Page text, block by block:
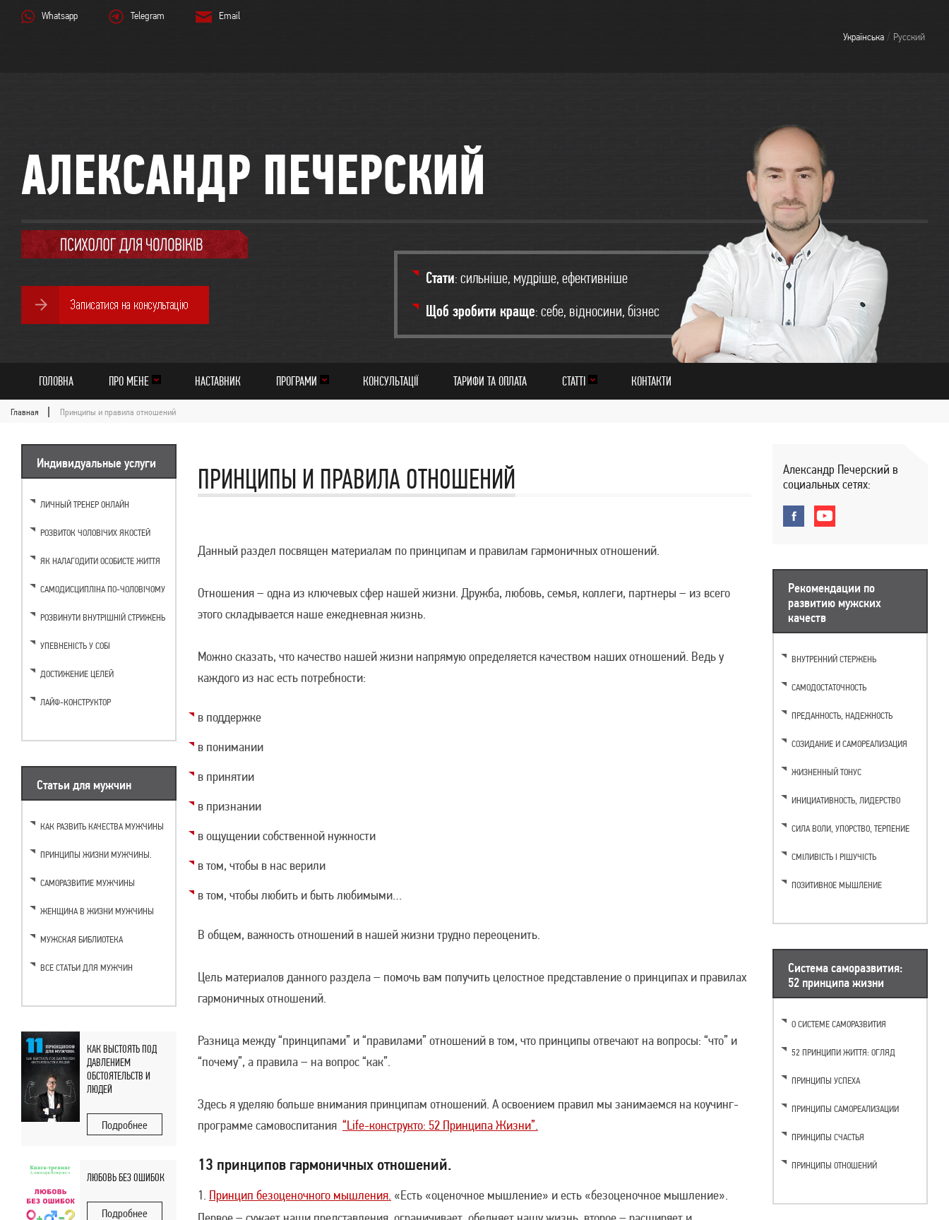
Whatsapp Telegram
Email
Українська / Русский
АЛЕКСАНДР ПЕЧЕРСКИЙ
Стати: сильніше, мудріше, ефективніше
Щоб зробити краще: себе, відносини, бізнес
ГОЛОВНА ПРО МЕНЕ НАСТАВНИК ПРОГРАМИ КОНСУЛЬТАЦІЇ ТАРИФИ ТА ОПЛАТА СТАТТІ КОНТАКТИ
Главная Принципы и правила отношений
Индивидуальные услуги
ЛИЧНЫЙ ТРЕНЕР ОНЛАЙН
РОЗВИТОК ЧОЛОВІЧИХ ЯКОСТЕЙ
ЯК НАЛАГОДИТИ ОСОБИСТЕ ЖИТТЯ
САМОДИСЦИПЛІНА ПО-ЧОЛОВІЧОМУ
РОЗВИНУТИ ВНУТРІШНІЙ СТРИЖЕНЬ
УПЕВНЕНІСТЬ У СОБІ
ДОСТИЖЕНИЕ ЦЕЛЕЙ
ЛАЙФ-КОНСТРУКТОР
Статьи для мужчин
КАК РАЗВИТЬ КАЧЕСТВА МУЖЧИНЫ
ПРИНЦИПЫ ЖИЗНИ МУЖЧИНЫ.
САМОРАЗВИТИЕ МУЖЧИНЫ
ЖЕНЩИНА В ЖИЗНИ МУЖЧИНЫ
МУЖСКАЯ БИБЛИОТЕКА
ВСЕ СТАТЬИ ДЛЯ МУЖЧИН
КАК ВЫСТОЯТЬ ПОД
ДАВЛЕНИЕМ
ОБСТОЯТЕЛЬСТВ И
ЛЮДЕЙ
Подробнее
ЛЮБОВЬ БЕЗ ОШИБОК
Подробнее
ПРИНЦИПЫ И ПРАВИЛА ОТНОШЕНИЙ
Данный раздел посвящен материалам по принципам и правилам гармоничных отношений.
Отношения – одна из ключевых сфер нашей жизни. Дружба, любовь, семья, коллеги, партнеры – из всего
этого складывается наше ежедневная жизнь.
Можно сказать, что качество нашей жизни напрямую определяется качеством наших отношений. Ведь у
каждого из нас есть потребности:
в поддержке
в понимании
в принятии
в признании
в ощущении собственной нужности
в том, чтобы в нас верили
в том, чтобы любить и быть любимыми…
В общем, важность отношений в нашей жизни трудно переоценить.
Цель материалов данного раздела – помочь вам получить целостное представление о принципах и правилах
гармоничных отношений.
Разница между “принципами” и “правилами” отношений в том, что принципы отвечают на вопросы: “что” и
“почему”, а правила – на вопрос “как”.
Здесь я уделяю больше внимания принципам отношений. А освоением правил мы занимаемся на коучинг-
программе самовоспитания “Life-конструкто: 52 Принципа Жизни”.
13 принципов гармоничных отношений.
Принцип безоценочного мышления. «Есть «оценочное мышление» и есть «безоценочное мышление».
Александр Печерский в
социальных сетях:
Рекомендации по
развитию мужских
качеств
ВНУТРЕННИЙ СТЕРЖЕНЬ
САМОДОСТАТОЧНОСТЬ
ПРЕДАННОСТЬ, НАДЕЖНОСТЬ
СОЗИДАНИЕ И САМОРЕАЛИЗАЦИЯ
ЖИЗНЕННЫЙ ТОНУС
ИНИЦИАТИВНОСТЬ, ЛИДЕРСТВО
CИЛА ВОЛИ, УПОРСТВО, ТЕРПЕНИЕ
СМІЛИВІСТЬ І РІШУЧІСТЬ
ПОЗИТИВНОЕ МЫШЛЕНИЕ
Система саморазвития:
52 принципа жизни
О СИСТЕМЕ САМОРАЗВИТИЯ
52 ПРИНЦИПИ ЖИТТЯ: ОГЛЯД
ПРИНЦИПЫ УСПЕХА
ПРИНЦИПЫ САМОРЕАЛИЗАЦИИ
ПРИНЦИПЫ СЧАСТЬЯ
ПРИНЦИПЫ ОТНОШЕНИЙ